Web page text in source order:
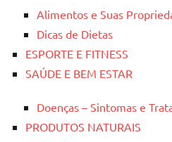
Alimentos e Suas
Dicas de Dietas
ESPORTE E FITNESS
SAÚDE E BEM ESTAR
Doenças – Sintomas e
PRODUTOS NATURAIS